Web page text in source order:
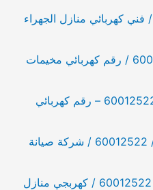
كهربائي الجهراء / 60012522/ فني كهربائي منازل الجهراء
كهربائي مخيمات البر / 60012522 / رقم كهربائي مخيمات
فني كهربائي منازل الكويت – 60012522 – رقم كهربائي
افضل كهربائي منازل الروضه / 60012522 / شركة صيانة
رقم كهربائي منازل قرطبه / 60012522 / كهربجي منازل